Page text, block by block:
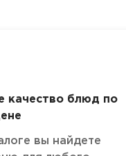
качество блюд по
вы найдете